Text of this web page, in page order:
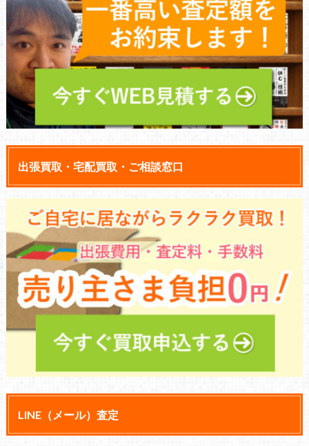
出張買取・宅配買取・ご相談窓口
LINE（メール）査定